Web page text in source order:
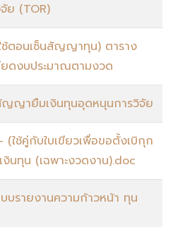
ย (TOR)
ตอนเซ็นสัญญาทุน) ตาราง
ยดงบประมาณตามงวด
ญายืมเงินทุนอุดหนุนการวิจัย
ใช้คู่กับใบเขียวเพื่อขอตั้งเบิกุก
ทุน (เฉพาะงวดงาน).doc
รายงานความก้าวหน้า ทุน